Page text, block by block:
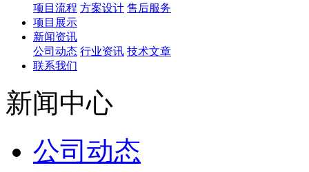
项目流程 方案设计 售后服务
项目展示
新闻资讯
公司动态 行业资讯 技术文章
联系我们
新闻中心
公司动态